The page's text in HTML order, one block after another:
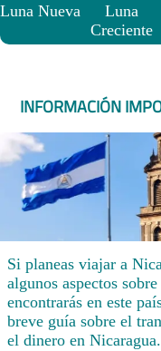
Luna Nueva
Luna
Creciente
INFORMACIÓN
Si planeas viajar a
algunos aspectos
encontrarás en este
breve guía sobre el
el dinero en Nicaragua.